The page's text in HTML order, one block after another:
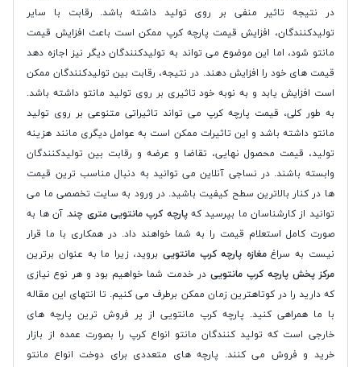
در نتیجه تاثیر منفی بر روی تولید داشته باشد. رقابت با سایر
تولیدکنندگان، افزایش قیمت پارچه کرپ ممکن است باعث افزایش قیمت
مانتو شود، اما این موضوع می تواند به تولیدکنندگان دیگر نیز اجازه دهد
قیمت های خود را افزایش دهند. در نتیجه، رقابت بین تولیدکنندگان ممکن
است افزایش یابد و به نوبه خود تاثیری بر روی تولید مانتو داشته باشد.
به طور کلی، قیمت پارچه کرپ می تواند تاثیراتی متنوعی بر روی تولید
مانتو داشته باشد و این تاثیرات ممکن است به عوامل دیگری مانند هزینه
تولید، قیمت محصول نهایی، تقاضا و عرضه و رقابت بین تولیدکنندگان
وابسته باشند. در نساجی آنلاین می توانید به دنبال مناسب ترین قیمت
ها در کنار بالاترین سطح کیفیت باشید. در ورود به سایت تخصصی ما می
توانید از کارشناسان ما بپرسید کهپارچه کرپ مانتویی متری چند. آن ها به
صورت کامل استعلام قیمت را به شما خواهند داد. در همکاری با ما قرار
نیست به سراغمغازه پارچه کرپ مانتویی بروید، زیرا ما به عنوان برترین
مرکز پخش پارچه کرپ مانتوییدر خدمت شما خواهیم بود و هر نوع نیازی
که دارید را در کوتاهترین زمان ممکن برطرف می کنیم. تا انتهای این مقاله
با ما همراهی کنید. پارچه کرپ مانتویی از پر فروش ترین پارچه های
خارجی است که تولید کنندگان مانتو انواع کرپ را بصورت عمده از بازار
خرید و فروش می کنند. پارچه های متعددی برای دوخت انواع مانتو